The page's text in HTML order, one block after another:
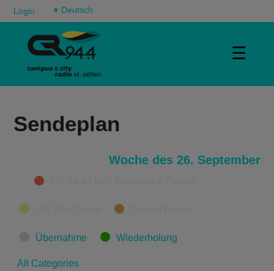
Login ▾
☰
Sendeplan
Woche des 26. September
Categories
Übernahme Wiederholung
All Categories